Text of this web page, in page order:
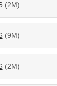
(2М)
(9М)
(2М)